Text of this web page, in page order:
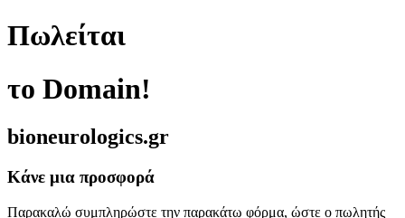
Πωλείται
το Domain!
bioneurologics.gr
Κάνε μια προσφορά
Παρακαλώ συμπληρώστε την παρακάτω φόρμα, ώστε ο πωλητής